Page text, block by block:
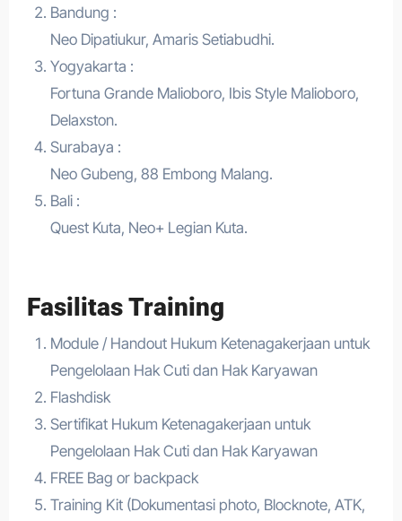
Bandung :
Neo Dipatiukur, Amaris Setiabudhi.
Yogyakarta :
Fortuna Grande Malioboro, Ibis Style Malioboro,
Delaxston.
Surabaya :
Neo Gubeng, 88 Embong Malang.
Bali :
Quest Kuta, Neo+ Legian Kuta.
Fasilitas Training
Module / Handout Hukum Ketenagakerjaan untuk
Pengelolaan Hak Cuti dan Hak Karyawan
Flashdisk
Sertifikat Hukum Ketenagakerjaan untuk
Pengelolaan Hak Cuti dan Hak Karyawan
FREE Bag or backpack
Training Kit (Dokumentasi photo, Blocknote, ATK,